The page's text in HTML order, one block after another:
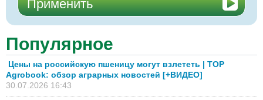
Популярное
Цены на российскую пшеницу могут взлететь | TOP
Agrobook: обзор аграрных новостей [+ВИДЕО]
30.07.2026 16:43